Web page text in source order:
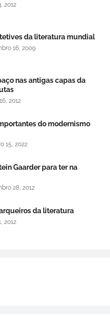
2012
da literatura mundial
16, 2009
nas antigas capas da
2012
do modernismo
15, 2022
Gaarder para ter na
28, 2012
da literatura
2012